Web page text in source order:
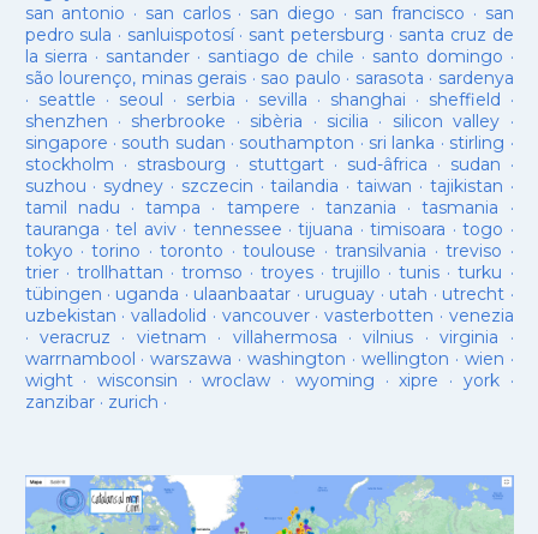
san antonio · san carlos· san diego · san francisco · san
pedro sula · sanluispotosí· sant petersburg · santa cruz de
la sierra · santander · santiago de chile · santo domingo ·
são lourenço, minas gerais · sao paulo · sarasota · sardenya
· seattle · seoul · serbia · sevilla · shanghai · sheffield ·
shenzhen · sherbrooke · sibèria · sicilia · silicon valley ·
singapore · south sudan · southampton · sri lanka · stirling ·
stockholm · strasbourg · stuttgart· sud-âfrica · sudan ·
suzhou · sydney · szczecin ·tailandia ·taiwan · tajikistan ·
tamil nadu ·tampa · tampere · tanzania ·tasmania ·
tauranga ·tel aviv· tennessee ·tijuana ·timisoara ·togo ·
tokyo ·torino ·toronto ·toulouse ·transilvania ·treviso ·
trier· trollhattan · tromso · troyes·trujillo ·tunis ·turku ·
tübingen · uganda · ulaanbaatar · uruguay · utah · utrecht ·
uzbekistan · valladolid · vancouver· vasterbotten · venezia
· veracruz · vietnam · villahermosa ·vilnius ·virginia ·
warrnambool ·warszawa ·washington · wellington · wien ·
wight· wisconsin ·wroclaw · wyoming ·xipre · york·
zanzibar· zurich ·